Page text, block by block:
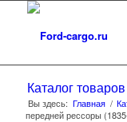
Каталог товаров
Вы здесь: Главная /
передней рессоры